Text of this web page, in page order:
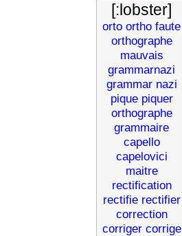
[:lobster]
orto ortho faute
orthographe
mauvais
grammarnazi
grammar nazi
pique piquer
orthographe
grammaire
capello
capelovici
maitre
rectification
rectifie rectifier
correction
corriger corrige